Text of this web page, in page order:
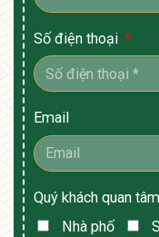
Số điện thoại
Email
Quý khách quan
Nhà phố